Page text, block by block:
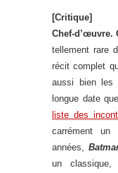
[Critique]
Chef-d’œuvre.
tellement rare
récit complet
aussi bien les
longue date que
liste des
carrément un
années,
un classique,